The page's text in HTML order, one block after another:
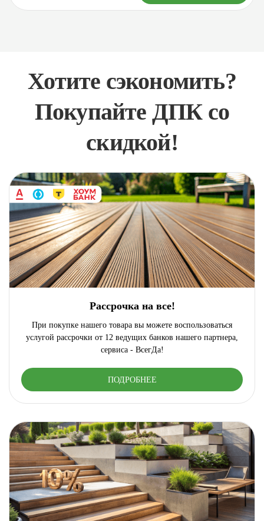
Хотите сэкономить?
Покупайте ДПК со
скидкой!
Рассрочка на все!
При покупке нашего товара вы можете воспользоваться
услугой рассрочки от 12 ведущих банков нашего партнера,
сервиса - ВсегДа!
ПОДРОБНЕЕ